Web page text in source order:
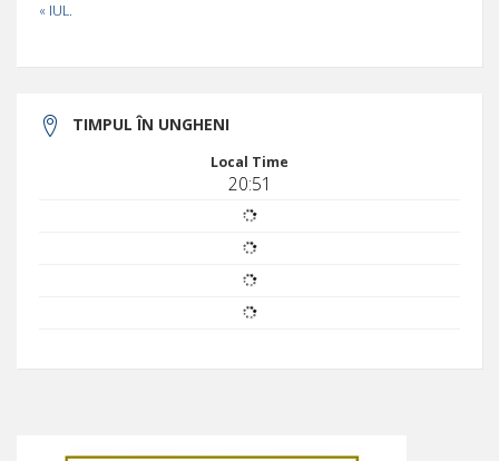
« IUL.
TIMPUL ÎN UNGHENI
Local Time
20:51